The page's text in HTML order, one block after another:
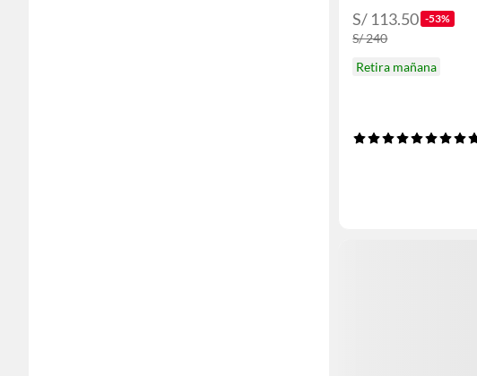
S/ 113.50 -53%
S/ 240
Retira mañana